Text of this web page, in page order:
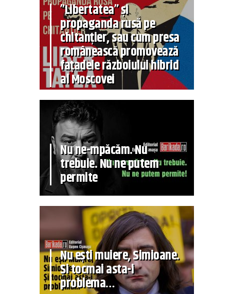
”Libertatea” și
propaganda rusă pe
chitanțier, sau cum presa
românească promovează
fațadele războiului hibrid
al Moscovei
Nu ne-mpăcăm. Nu
trebuie. Nu ne putem
permite
Nu ești muiere, Simioane.
Și tocmai asta-i
problema…